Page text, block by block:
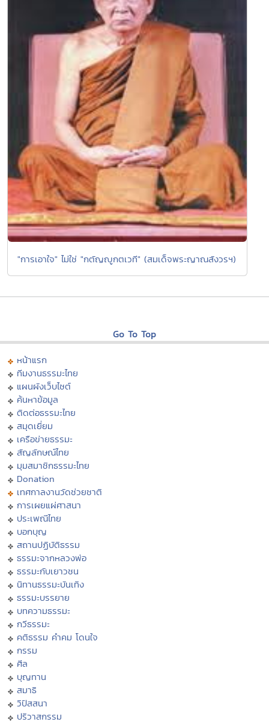
"การเอาใจ" ไม่ใช่ "กตัญญูกตเวที" (สมเด็จพระญาณสังวรฯ)
Go To Top
หน้าแรก
ทีมงานธรรมะไทย
แผนผังเว็บไซต์
ค้นหาข้อมูล
ติดต่อธรรมะไทย
สมุดเยี่ยม
เครือข่ายธรรมะ
สัญลักษณ์ไทย
มุมสมาชิกธรรมะไทย
Donation
เทศกาลงานวัดช่วยชาติ
การเผยแผ่ศาสนา
ประเพณีไทย
บอกบุญ
สถานปฏิบัติธรรม
ธรรมะจากหลวงพ่อ
ธรรมะกับเยาวชน
นิทานธรรมะบันเทิง
ธรรมะบรรยาย
บทความธรรมะ
กวีธรรมะ
คติธรรม คำคม โดนใจ
กรรม
ศีล
บุญทาน
สมาธิ
วิปัสสนา
ปริวาสกรรม